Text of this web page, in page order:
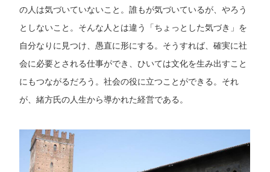
の人は気づいていないこと。誰もが気づいているが、やろう
としないこと。そんな人とは違う「ちょっとした気づき」を
自分なりに見つけ、愚直に形にする。そうすれば、確実に社
会に必要とされる仕事ができ、ひいては文化を生み出すこと
にもつながるだろう。社会の役に立つことができる。それ
が、緒方氏の人生から導かれた経営である。